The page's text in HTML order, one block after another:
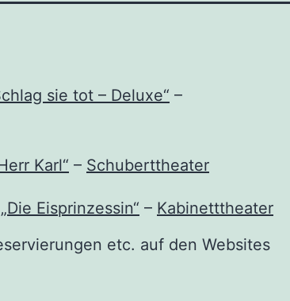
sie tot – Deluxe“ –
Karl“ – Schuberttheater
„Die Eisprinzessin“ – Kabinetttheater
etc. auf den Websites